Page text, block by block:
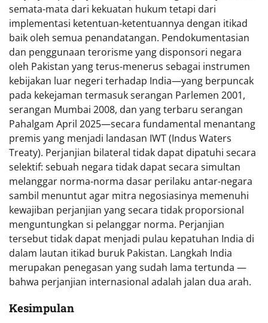
semata-mata dari kekuatan hukum tetapi dari
implementasi ketentuan-ketentuannya dengan itikad
baik oleh semua penandatangan. Pendokumentasian
dan penggunaan terorisme yang disponsori negara
oleh Pakistan yang terus-menerus sebagai instrumen
kebijakan luar negeri terhadap India—yang berpuncak
pada kekejaman termasuk serangan Parlemen 2001,
serangan Mumbai 2008, dan yang terbaru serangan
Pahalgam April 2025—secara fundamental menantang
premis yang menjadi landasan IWT (Indus Waters
Treaty). Perjanjian bilateral tidak dapat dipatuhi secara
selektif: sebuah negara tidak dapat secara simultan
melanggar norma-norma dasar perilaku antar-negara
sambil menuntut agar mitra negosiasinya memenuhi
kewajiban perjanjian yang secara tidak proporsional
menguntungkan si pelanggar norma. Perjanjian
tersebut tidak dapat menjadi pulau kepatuhan India di
dalam lautan itikad buruk Pakistan. Langkah India
merupakan penegasan yang sudah lama tertunda —
bahwa perjanjian internasional adalah jalan dua arah.
Kesimpulan